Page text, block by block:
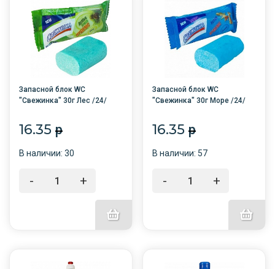
Запасной блок WC
"Свежинка" 30г Лес /24/
16.35 p
В наличии: 30
- +
Запасной блок WC
"Свежинка" 30г Море /24/
16.35p
В наличии: 57
- +